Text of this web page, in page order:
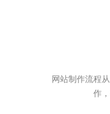
网站制作流程
作